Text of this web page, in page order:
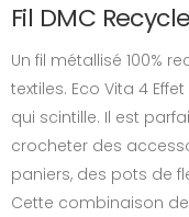
Fil DMC
Un fil métallisé 100%
textiles. Eco Vita 4
qui scintille. Il est
crocheter des
paniers, des pots de
Cette combinaison